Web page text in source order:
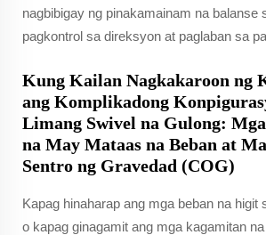
nagbibigay ng pinakamainam na balanse
pagkontrol sa direksyon at paglaban sa
Kung Kailan Nagkakaroon ng
ang Komplikadong
Limang Swivel na Gulong:
na May Mataas na Beban at
Sentro ng Gravedad (COG)
Kapag hinaharap ang mga beban na higit
o kapag ginagamit ang mga kagamitan